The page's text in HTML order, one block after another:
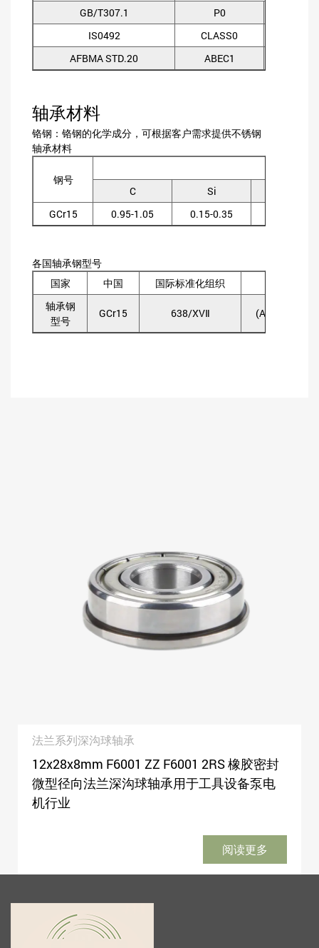
GB/T307.1
P0
IS0492
CLASS0
AFBMA STD.20
ABEC1
轴承材料
铬钢：铬钢的化学成分，可根据客户需求提供不锈钢
轴承材料
钢号
C
Si
GCr15
0.95-1.05 0.15-0.35
各国轴承钢型号
国家
中国 国际标准化组织
轴承钢
型号
GCr15 638/XVⅡ (AISI)52100
法兰系列深沟球轴承
12x28x8mm F6001 ZZ F6001 2RS 橡胶密封
微型径向法兰深沟球轴承用于工具设备泵电
机行业
阅读更多